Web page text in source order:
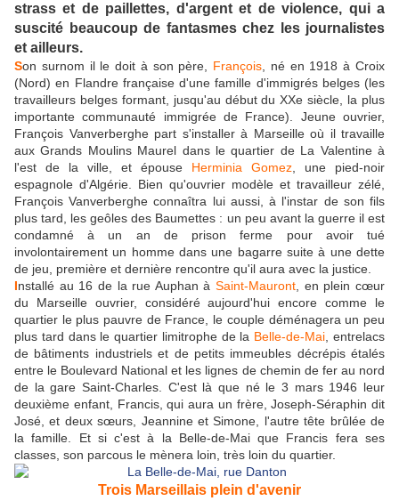
strass et de paillettes, d'argent et de violence, qui a
suscité beaucoup de fantasmes chez les journalistes
et ailleurs.
Son surnom il le doit à son père, François , né en 1918 à Croix
(Nord) en Flandre française d'une famille d'immigrés belges (les
travailleurs belges formant, jusqu'au début du XXe siècle, la plus
importante communauté immigrée de France). Jeune ouvrier,
François Vanverberghe part s'installer à Marseille où il travaille
aux Grands Moulins Maurel dans le quartier de La Valentine à
l'est de la ville, et épouse Herminia Gomez , une pied-noir
espagnole d'Algérie. Bien qu'ouvrier modèle et travailleur zélé,
François Vanverberghe connaîtra lui aussi, à l'instar de son fils
plus tard, les geôles des Baumettes : un peu avant la guerre il est
condamné à un an de prison ferme pour avoir tué
involontairement un homme dans une bagarre suite à une dette
de jeu, première et dernière rencontre qu'il aura avec la justice.
Installé au 16 de la rue Auphan àSaint-Mauront , en plein cœur
du Marseille ouvrier, considéré aujourd'hui encore comme le
quartier le plus pauvre de France, le couple déménagera un peu
plus tard dans le quartier limitrophe de la Belle-de-Mai , entrelacs
de bâtiments industriels et de petits immeubles décrépis étalés
entre le Boulevard National et les lignes de chemin de fer au nord
de la gare Saint-Charles. C'est là que né le 3 mars 1946 leur
deuxième enfant, Francis, qui aura un frère, Joseph-Séraphin dit
José, et deux sœurs, Jeannine et Simone, l'autre tête brûlée de
la famille. Et si c'est à la Belle-de-Mai que Francis fera ses
classes, son parcous le mènera loin, très loin du quartier.
Trois Marseillais plein d'avenir